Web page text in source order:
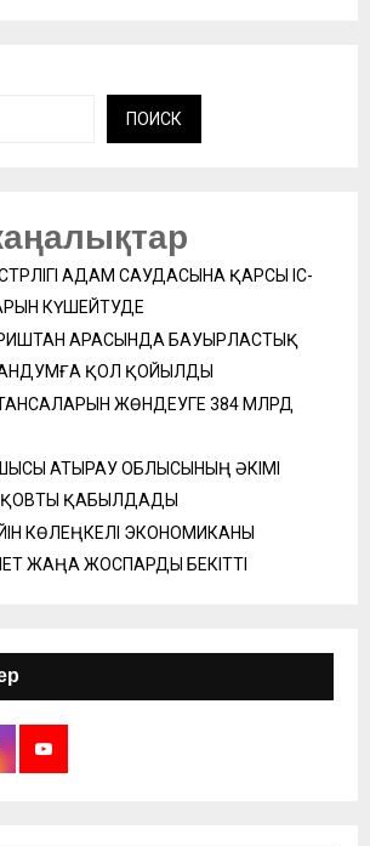
ПОИСК
АДАМ САУДАСЫНА ҚАРСЫ ІС-
КҮШЕЙТУДЕ
РИШТАН АРАСЫНДА БАУЫРЛАСТЫҚ
ҚОЛ ҚОЙЫЛДЫ
ЖӨНДЕУГЕ 384 МЛРД
АТЫРАУ ОБЛЫСЫНЫҢ ӘКІМІ
ҚАБЫЛДАДЫ
КӨЛЕҢКЕЛІ ЭКОНОМИКАНЫ
ЖАҢА ЖОСПАРДЫ БЕКІТТІ